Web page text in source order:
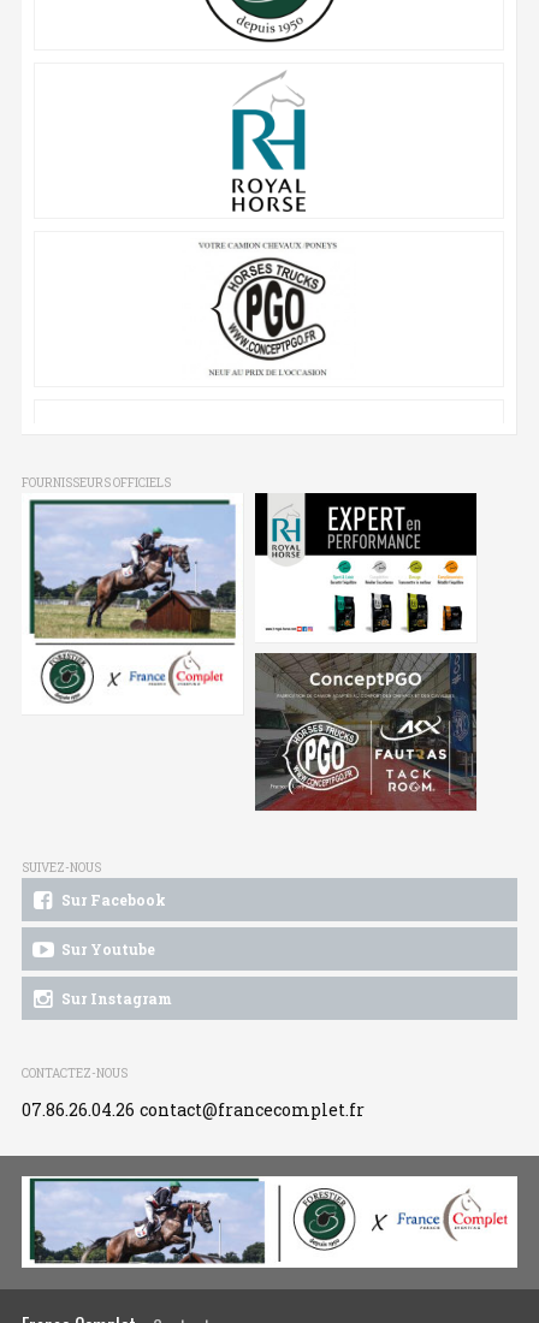
FOURNISSEURS OFFICIELS
SUIVEZ-NOUS
Sur Facebook
Sur Youtube
Sur Instagram
CONTACTEZ-NOUS
07.86.26.04.26 contact@francecomplet.fr